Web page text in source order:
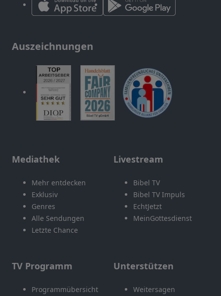
Auszeichnungen
Mediathek
Mehr entdecken
Exklusiv
Genres
Alle Sendungen
Letzte Chance
Livestream
Bibel TV
Bibel TV Impuls
EchtJetzt
MeinGottesdienst
TV Programm
Programmübersicht
Unterstützen
Weitersagen